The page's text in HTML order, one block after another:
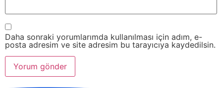
Daha sonraki yorumlarımda kullanılması için adım, e-
posta adresim ve site adresim bu tarayıcıya kaydedilsin.